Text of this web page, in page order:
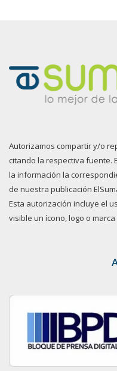
Autorizamos compartir y/o
citando la respectiva fuente.
la información la
de nuestra publicación
Esta autorización incluye el
visible un ícono, logo o marca